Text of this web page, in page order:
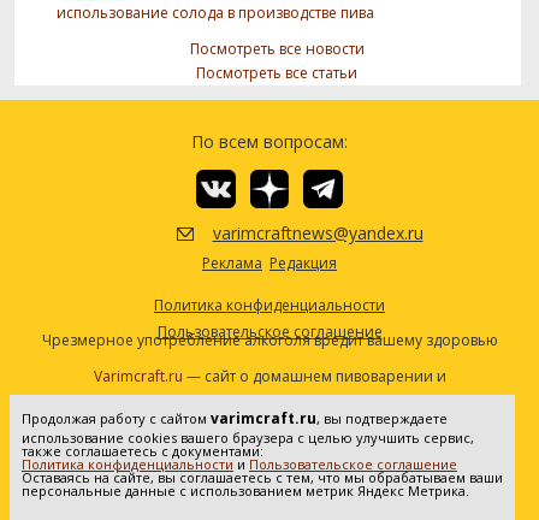
использование солода в производстве пива
Посмотреть все новости
Посмотреть все статьи
По всем вопросам:
varimcraftnews@yandex.ru
Реклама Редакция
Политика конфиденциальности
Пользовательское соглашение
Чрезмерное употребление алкоголя вредит вашему здоровью
Varimcraft.ru — сайт о домашнем пивоварении и
самогоноварении.
Сетевое издание «Варимкрафт». Зарегистрировано в
Федеральной службе по надзору в сфере связи, информационных
технологий и массовых коммуникаций (Роскомнадзор). Реестровая
запись ЭЛ No ФС77-80936 от 25.05.2021. Все права защищены. 16+
Продолжая работу с сайтом varimcraft.ru, вы подтверждаете
использование cookies вашего браузера с целью улучшить сервис,
также соглашаетесь с документами:
Политика конфиденциальности и Пользовательское соглашение
Оставаясь на сайте, вы соглашаетесь с тем, что мы обрабатываем ваши
персональные данные с использованием метрик Яндекс Метрика.